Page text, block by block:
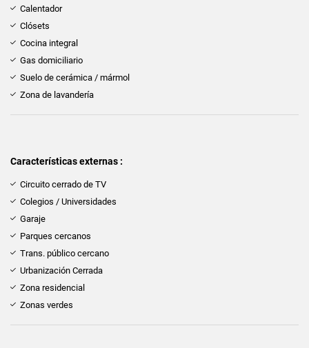
Calentador
Clósets
Cocina integral
Gas domiciliario
Suelo de cerámica / mármol
Zona de lavandería
Características externas :
Circuito cerrado de TV
Colegios / Universidades
Garaje
Parques cercanos
Trans. público cercano
Urbanización Cerrada
Zona residencial
Zonas verdes